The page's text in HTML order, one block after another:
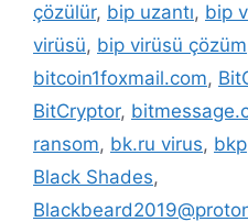
çözülür, bip uzantı, bip
virüsü, bip virüsü çözüm
bitcoin1foxmail.com,
BitCryptor,
ransom, bk.ru virus, bkp
Black Shades,